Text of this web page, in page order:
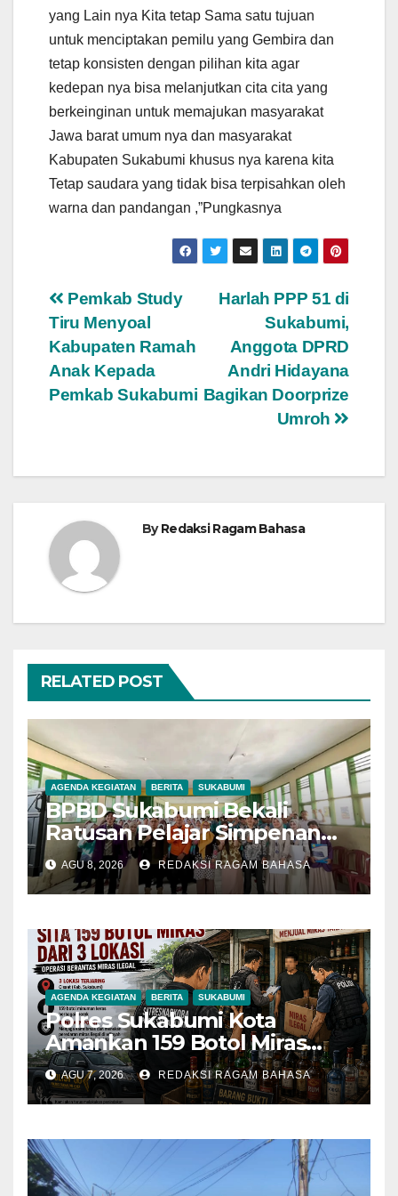
yang Lain nya Kita tetap Sama satu tujuan
untuk menciptakan pemilu yang Gembira dan
tetap konsisten dengan pilihan kita agar
kedepan nya bisa melanjutkan cita cita yang
berkeinginan untuk memajukan masyarakat
Jawa barat umum nya dan masyarakat
Kabupaten Sukabumi khusus nya karena kita
Tetap saudara yang tidak bisa terpisahkan oleh
warna dan pandangan ,”Pungkasnya
Navigasi
pos
Harlah PPP 51 di
Sukabumi,
Anggota DPRD
Andri Hidayana
Bagikan Doorprize
Umroh
Pemkab Study
Tiru Menyoal
Kabupaten Ramah
Anak Kepada
Pemkab Sukabumi
ByRedaksi Ragam Bahasa
RELATED POST
AGENDA KEGIATAN BERITA SUKABUMI
BPBD Sukabumi Bekali
Ratusan Pelajar Simpenan
dengan Mitigasi Bencana
dan PFA
AGU 8, 2026 REDAKSI RAGAM BAHASA
AGENDA KEGIATAN BERITA SUKABUMI
Polres Sukabumi Kota
Amankan 159 Botol Miras
Ilegal dari Tiga Lokasi dalam
Operasi Penyakit Masyarakat
AGU 7, 2026 REDAKSI RAGAM BAHASA